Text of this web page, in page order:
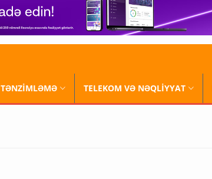
TƏNZİMLƏMƏ TELEKOM VƏ NƏQLİYYAT